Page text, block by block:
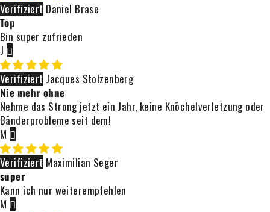
Daniel Brase
Top
Bin super zufrieden
J
Jacques Stolzenberg
Nie mehr ohne
Nehme das Strong jetzt ein Jahr, keine Knöchelverletzung oder
Bänderprobleme seit dem!
M
Maximilian Seger
super
Kann ich nur weiterempfehlen
M